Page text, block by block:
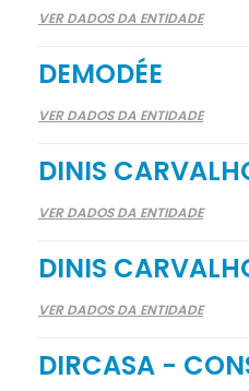
VER DADOS DA ENTIDADE
DEMODÉE
VER DADOS DA ENTIDADE
DINIS
VER DADOS DA ENTIDADE
DINIS
VER DADOS DA ENTIDADE
DIRCASA -